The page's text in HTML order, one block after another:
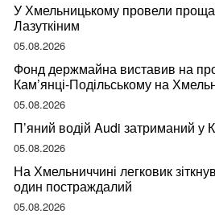
У Хмельницькому провели
Лазуткіним
05.08.2026
Фонд держмайна виставив на
Кам’янці-Подільському на
05.08.2026
П’яний водій Audi затриманий у
05.08.2026
На Хмельниччині легковик
один постраждалий
05.08.2026